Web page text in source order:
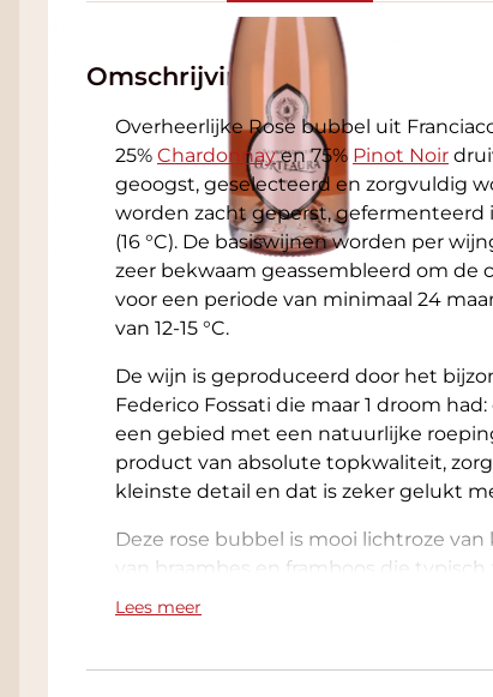
Omschrijving
Overheerlijke Rose bubbel uit
25% Chardonnayen 75% Pinot Noir
geoogst, geselecteerd en zorgvuldig
worden zacht geperst,
(16 °C). De basiswijnen worden per
zeer bekwaam geassembleerd om de
voor een periode van minimaal 24
van 12-15 °C.
De wijn is geproduceerd door het
Federico Fossati die maar 1 droom
een gebied met een natuurlijke
product van absolute topkwaliteit,
kleinste detail en dat is zeker gelukt
Deze rose bubbel is mooi lichtroze
van braambes en framboos die
sappige smaak wordt vergezeld door
Ideaal als aperitief en tijdens de
Lees meer